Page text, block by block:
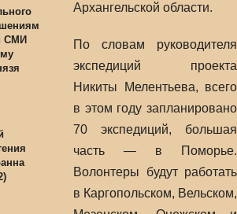
СМИ
Архангельской области.
По словам руководителя
экспедиций проекта
Никиты Мелентьева, всего
в этом году запланировано
70 экспедиций, большая
часть — в Поморье.
Волонтеры будут работать
в Каргопольском, Вельском,